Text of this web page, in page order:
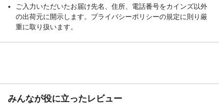
ご入力いただいたお届け先名、住所、電話番号をカインズ以外
の出荷元に開示します。プライバシーポリシーの規定に則り厳
重に取り扱います。
みんなが役に立ったレビュー